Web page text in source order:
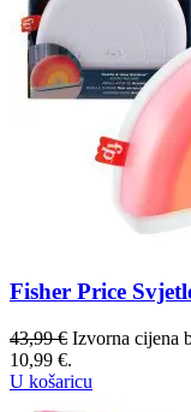
Fisher Price
43,99€ Izvorna cijena
10,99 €.
U košaricu